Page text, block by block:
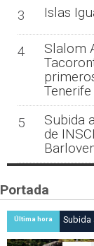
3
Islas
4
Slalom
5
Subida
de
Portada
Última hora
Subida
Brito y